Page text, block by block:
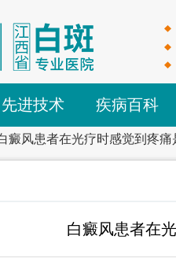
先进技术 疾病百科
癜风患者在光疗时感觉到疼痛
白癜风患者在